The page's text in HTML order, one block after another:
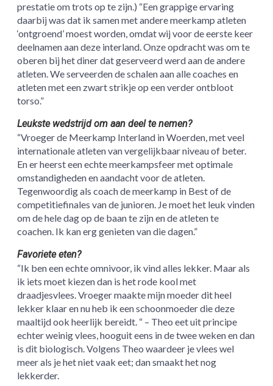
prestatie om trots op te zijn.) “Een grappige ervaring
daarbij was dat ik samen met andere meerkamp atleten
‘ontgroend’ moest worden, omdat wij voor de eerste keer
deelnamen aan deze interland. Onze opdracht was om te
oberen bij het diner dat geserveerd werd aan de andere
atleten. We serveerden de schalen aan alle coaches en
atleten met een zwart strikje op een verder ontbloot
torso.”
Leukste wedstrijd om aan deel te nemen?
“Vroeger de Meerkamp Interland in Woerden, met veel
internationale atleten van vergelijkbaar niveau of beter.
En er heerst een echte meerkampsfeer met optimale
omstandigheden en aandacht voor de atleten.
Tegenwoordig als coach de meerkamp in Best of de
competitiefinales van de junioren. Je moet het leuk vinden
om de hele dag op de baan te zijn en de atleten te
coachen. Ik kan erg genieten van die dagen.”
Favoriete eten?
“Ik ben een echte omnivoor, ik vind alles lekker. Maar als
ik iets moet kiezen dan is het rode kool met
draadjesvlees. Vroeger maakte mijn moeder dit heel
lekker klaar en nu heb ik een schoonmoeder die deze
maaltijd ook heerlijk bereidt. “ – Theo eet uit principe
echter weinig vlees, hooguit eens in de twee weken en dan
is dit biologisch. Volgens Theo waardeer je vlees wel
meer als je het niet vaak eet; dan smaakt het nog
lekkerder.